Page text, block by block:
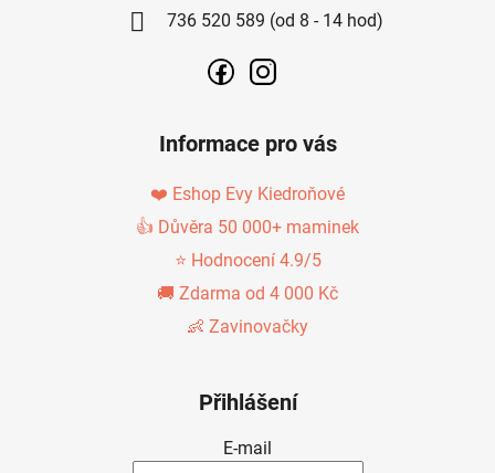
r
v
k
ý
i
s
736 520 589 (od 8 - 14 hod)
Informace pro vás
❤️ Eshop Evy Kiedroňové
👍 Důvěra 50 000+ maminek
⭐ Hodnocení 4.9/5
🚚 Zdarma od 4 000 Kč
👶 Zavinovačky
Přihlášení
E-mail